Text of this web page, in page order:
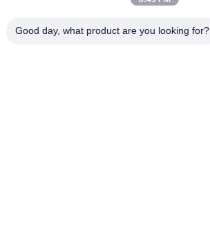
Good day, what product are you looking for?